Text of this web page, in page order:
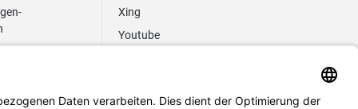
Xing
Youtube